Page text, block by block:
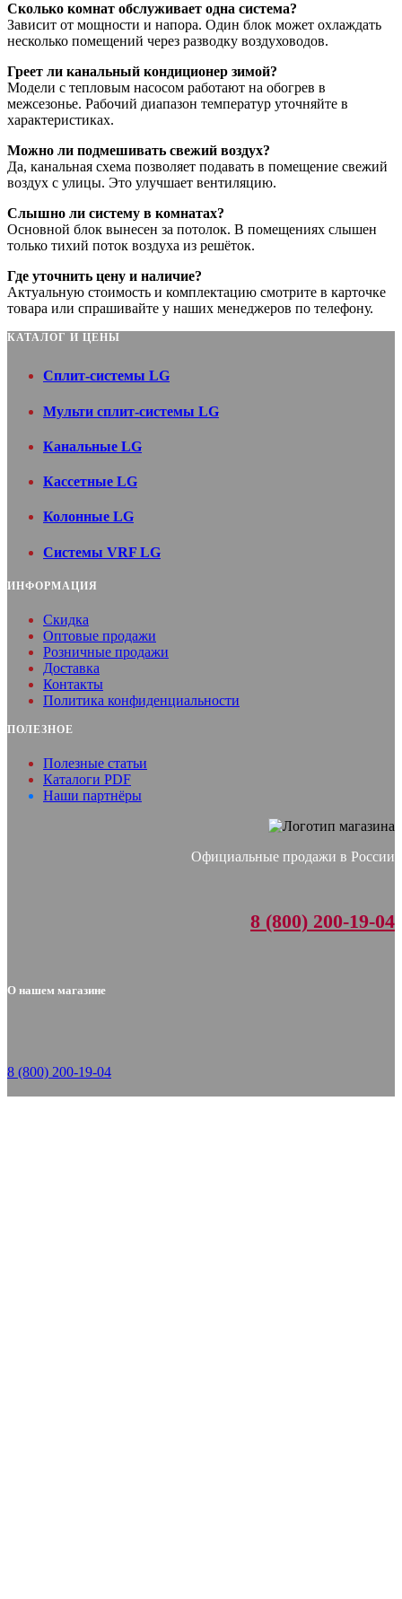
Сколько комнат обслуживает одна система?
Зависит от мощности и напора. Один блок может охлаждать
несколько помещений через разводку воздуховодов.
Греет ли канальный кондиционер зимой?
Модели с тепловым насосом работают на обогрев в
межсезонье. Рабочий диапазон температур уточняйте в
характеристиках.
Можно ли подмешивать свежий воздух?
Да, канальная схема позволяет подавать в помещение свежий
воздух с улицы. Это улучшает вентиляцию.
Слышно ли систему в комнатах?
Основной блок вынесен за потолок. В помещениях слышен
только тихий поток воздуха из решёток.
Где уточнить цену и наличие?
Актуальную стоимость и комплектацию смотрите в карточке
товара или спрашивайте у наших менеджеров по телефону.
КАТАЛОГ И ЦЕНЫ
Сплит-системы LG
Мульти сплит-системы LG
Канальные LG
Кассетные LG
Колонные LG
Системы VRF LG
ИНФОРМАЦИЯ
Скидка
Оптовые продажи
Розничные продажи
Доставка
Контакты
Политика конфиденциальности
ПОЛЕЗНОЕ
Полезные статьи
Каталоги PDF
Наши партнёры
Официальные продажи в России
8 (800) 200-19-04
О нашем магазине
8 (800) 200-19-04